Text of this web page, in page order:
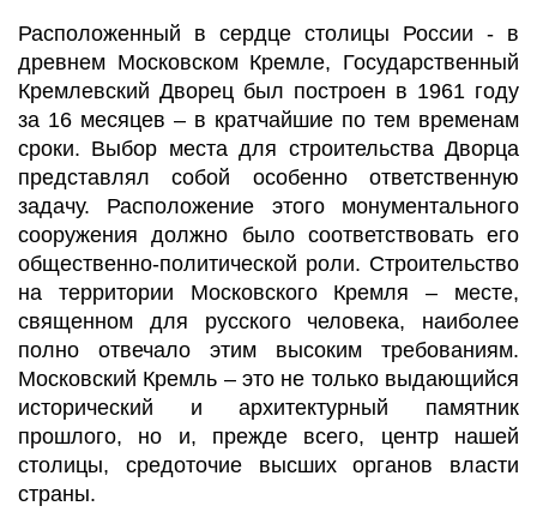
Расположенный в сердце столицы России - в
древнем Московском Кремле, Государственный
Кремлевский Дворец был построен в 1961 году
за 16 месяцев – в кратчайшие по тем временам
сроки. Выбор места для строительства Дворца
представлял собой особенно ответственную
задачу. Расположение этого монументального
сооружения должно было соответствовать его
общественно-политической роли. Строительство
на территории Московского Кремля – месте,
священном для русского человека, наиболее
полно отвечало этим высоким требованиям.
Московский Кремль – это не только выдающийся
исторический и архитектурный памятник
прошлого, но и, прежде всего, центр нашей
столицы, средоточие высших органов власти
страны.